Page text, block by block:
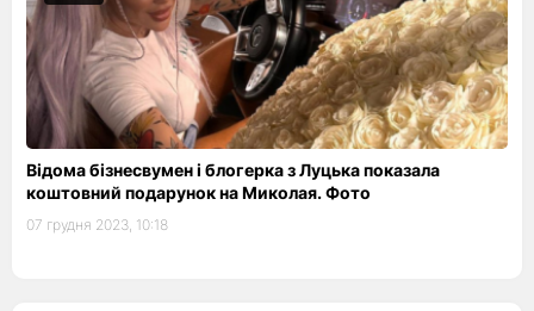
Відома бізнесвумен і блогерка з Луцька показала
коштовний подарунок на Миколая. Фото
07 грудня 2023, 10:18